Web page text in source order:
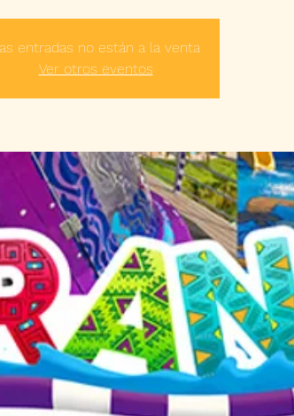
entradas no están a la venta
Ver otros eventos